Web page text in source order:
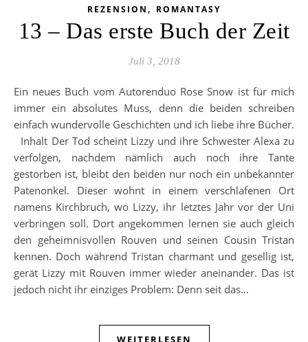
REZENSION , ROMANTASY
13 – Das erste Buch der Zeit
Juli 3, 2018
Ein neues Buch vom Autorenduo Rose Snow ist für mich
immer ein absolutes Muss, denn die beiden schreiben
einfach wundervolle Geschichten und ich liebe ihre Bücher.
Inhalt Der Tod scheint Lizzy und ihre Schwester Alexa zu
verfolgen, nachdem nämlich auch noch ihre Tante
gestorben ist, bleibt den beiden nur noch ein unbekannter
Patenonkel. Dieser wohnt in einem verschlafenen Ort
namens Kirchbruch, wo Lizzy, ihr letztes Jahr vor der Uni
verbringen soll. Dort angekommen lernen sie auch gleich
den geheimnisvollen Rouven und seinen Cousin Tristan
kennen. Doch während Tristan charmant und gesellig ist,
gerät Lizzy mit Rouven immer wieder aneinander. Das ist
jedoch nicht ihr einziges Problem: Denn seit das…
WEITERLESEN